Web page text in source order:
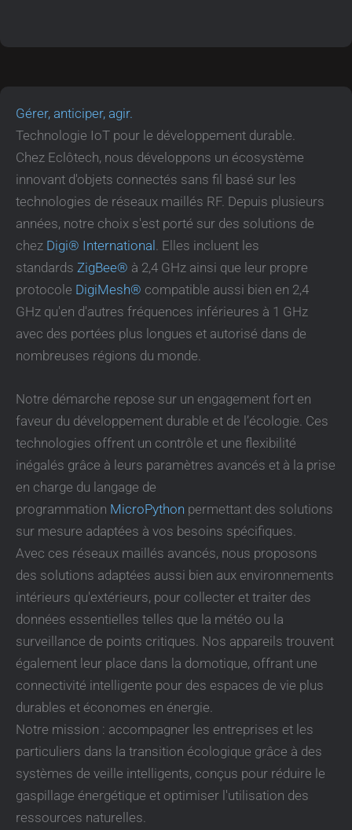
Gérer, anticiper, agir.
Technologie IoT pour le développement durable.
Chez Eclôtech, nous développons un écosystème
innovant d'objets connectés sans fil basé sur les
technologies de réseaux maillés RF. Depuis plusieurs
années, notre choix s'est porté sur des solutions de
chez Digi® International . Elles incluent les
standards ZigBee® à 2,4 GHz ainsi que leur propre
protocole DigiMesh® compatible aussi bien en 2,4
GHz qu'en d'autres fréquences inférieures à 1 GHz
avec des portées plus longues et autorisé dans de
nombreuses régions du monde.
Notre démarche repose sur un engagement fort en
faveur du développement durable et de l’écologie. Ces
technologies offrent un contrôle et une flexibilité
inégalés grâce à leurs paramètres avancés et à la prise
en charge du langage de
programmation MicroPython permettant des solutions
sur mesure adaptées à vos besoins spécifiques.
Avec ces réseaux maillés avancés, nous proposons
des solutions adaptées aussi bien aux environnements
intérieurs qu'extérieurs, pour collecter et traiter des
données essentielles telles que la météo ou la
surveillance de points critiques. Nos appareils trouvent
également leur place dans la domotique, offrant une
connectivité intelligente pour des espaces de vie plus
durables et économes en énergie.
Notre mission : accompagner les entreprises et les
particuliers dans la transition écologique grâce à des
systèmes de veille intelligents, conçus pour réduire le
gaspillage énergétique et optimiser l'utilisation des
ressources naturelles.